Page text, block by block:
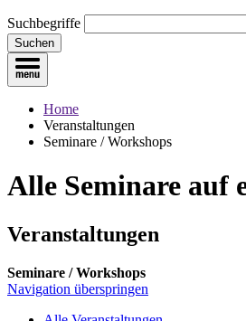
Suchbegriffe
Suchen
Home
Veranstaltungen
Seminare / Workshops
Alle Seminare auf
Veranstaltungen
Seminare / Workshops
Navigation überspringen